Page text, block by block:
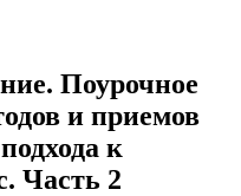
Поурочное
и приемов
к
Часть 2